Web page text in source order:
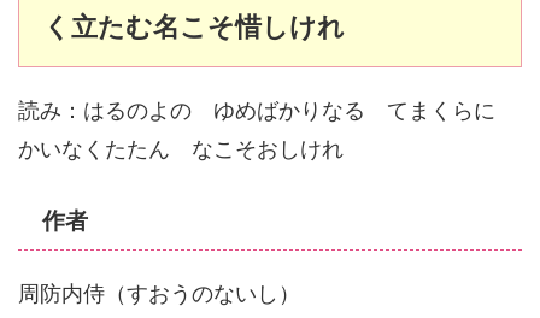
く立たむ名こそ惜しけれ
読み：はるのよの ゆめばかりなる てまくらに
かいなくたたん なこそおしけれ
作者
周防内侍（すおうのないし）